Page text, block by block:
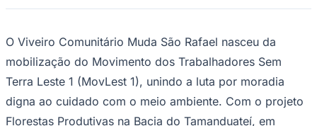
Copa América
La Liga
Bundesliga
Mundial 2026
Times - Ir direto
O Viveiro Comunitário Muda São Rafael nasceu da
mobilização do Movimento dos Trabalhadores Sem
Terra Leste 1 (MovLest 1), unindo a luta por moradia
digna ao cuidado com o meio ambiente. Com o projeto
Florestas Produtivas na Bacia do Tamanduateí, em